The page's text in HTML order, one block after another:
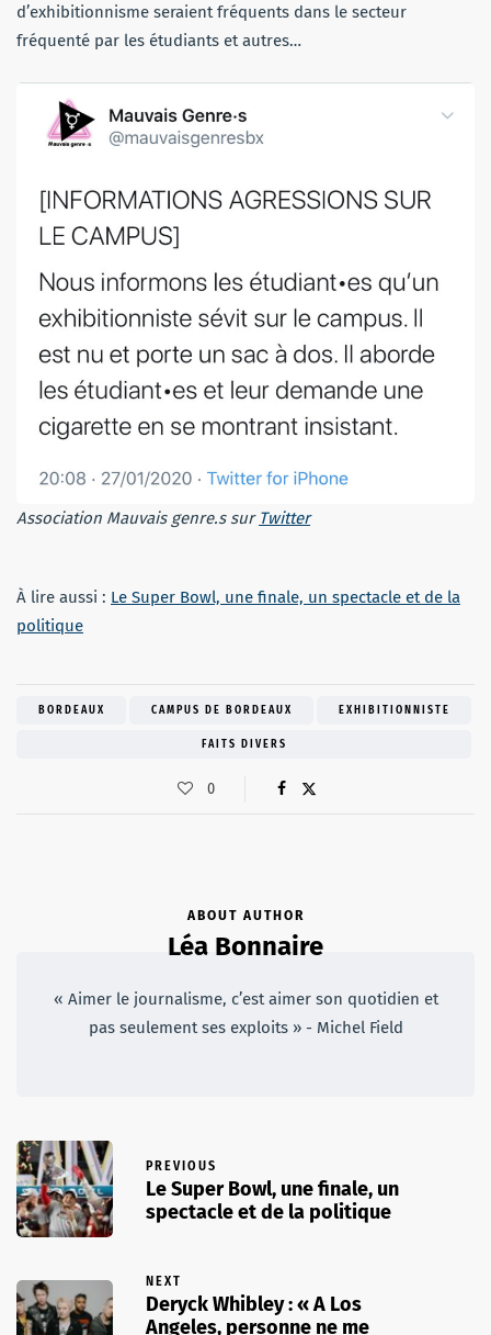
d’exhibitionnisme seraient fréquents dans le secteur
fréquenté par les étudiants et autres…
Association Mauvais genre.s sur Twitter
À lire aussi : Le Super Bowl, une finale, un spectacle et de la
politique
BORDEAUX CAMPUS DE BORDEAUX EXHIBITIONNISTE
FAITS DIVERS
0
ABOUT AUTHOR
Léa Bonnaire
« Aimer le journalisme, c’est aimer son quotidien et
pas seulement ses exploits » - Michel Field
PREVIOUS
Le Super Bowl, une finale, un
spectacle et de la politique
NEXT
Deryck Whibley : « A Los
Angeles, personne ne me